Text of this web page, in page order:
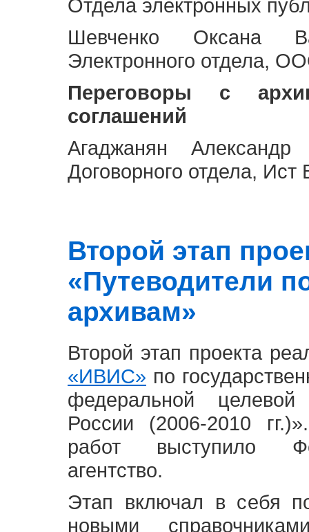
Отдела электронных
Шевченко Оксана
Электронного отдела,
Переговоры с
соглашений
Агаджанян Александр
Договорного отдела,
Второй этап
«Путеводители
архивам»
Второй этап проекта
«ИВИС» по
федеральной
России (2006-2010
работ выступило
агентство.
Этап включал в себя
новыми